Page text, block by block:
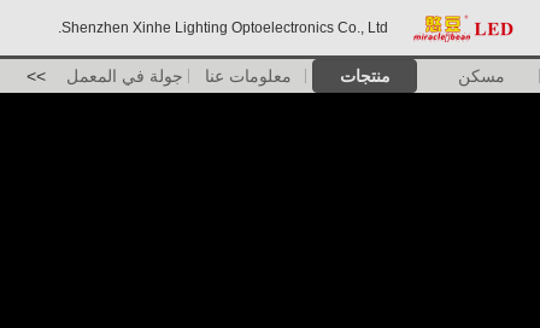
Shenzhen Xinhe Lighting Optoelectronics Co., Ltd.
مسكن منتجات معلومات عنا جولة في المعمل >>